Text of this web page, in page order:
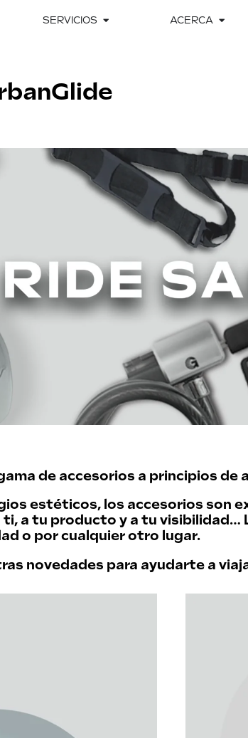
SERVICIOS ACERCA
de accesorios a principios de
estéticos, los accesorios son
a tu producto y a tu visibilidad…
o por cualquier otro lugar.
novedades para ayudarte a